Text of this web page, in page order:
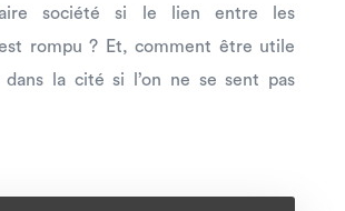
société si le lien entre les
rompu ? Et, comment être utile
dans la cité si l’on ne se sent pas